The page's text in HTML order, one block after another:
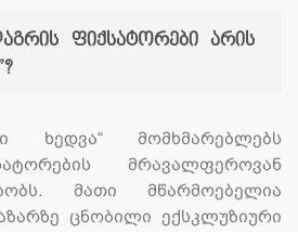
ფიქსატორები არის
ხედვა“ მომხმარებლებს
მრავალფეროვან
მათი მწარმოებელია
ცნობილი ექსკლუზიური